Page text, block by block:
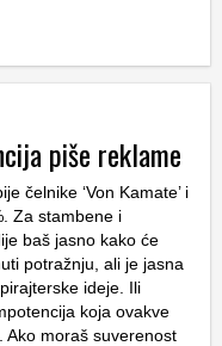
piše reklame
čelnike ‘Von Kamate’ i
Za stambene i
baš jasno kako će
potražnju, ali je jasna
ideje. Ili
koja ovakve
Ako moraš suverenost